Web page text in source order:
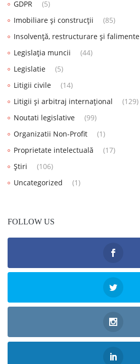
GDPR
(5)
Imobiliare și construcții
(85)
Insolvență, restructurare și falimente
Legislația muncii
(44)
Legislatie
(5)
Litigii civile
(14)
Litigii și arbitraj internațional
(129)
Noutati legislative
(99)
Organizatii Non-Profit
(1)
Proprietate intelectuală
(17)
Știri
(106)
Uncategorized
(1)
FOLLOW US